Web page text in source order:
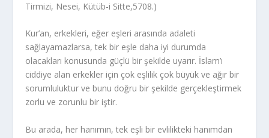
Tirmizi, Nesei, Kütüb-i Sitte,5708.)
Kur’an, erkekleri, eğer eşleri arasında adaleti
sağlayamazlarsa, tek bir eşle daha iyi durumda
olacakları konusunda güçlü bir şekilde uyarır. İslam’ı
ciddiye alan erkekler için çok eşlilik çok büyük ve ağır bir
sorumluluktur ve bunu doğru bir şekilde gerçekleştirmek
zorlu ve zorunlu bir iştir.
Bu arada, her hanımın, tek eşli bir evlilikteki hanımdan